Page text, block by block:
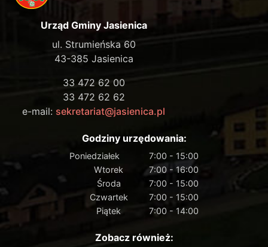
Urząd Gminy Jasienica
ul. Strumieńska 60
43-385 Jasienica
33 472 62 00
33 472 62 62
e-mail: sekretariat@jasienica.pl
Godziny urzędowania:
Poniedziałek
7:00 - 15:00
Wtorek
7:00 - 16:00
Środa
7:00 - 15:00
Czwartek
7:00 - 15:00
Piątek
7:00 - 14:00
Zobacz również: